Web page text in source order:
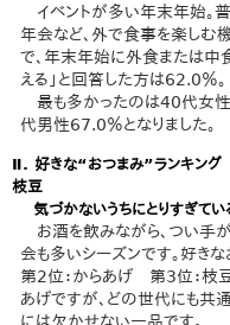
イベントが多い年末年始。
年会など、外で食事を楽しむ
で、年末年始に外食または中
える」と回答した方は62.0％。
最も多かったのは40代女
代男性67.0％となりました。
Ⅱ. 好きな“おつまみ”ランキ
枝豆
気づかないうちにとりすぎてい
お酒を飲みながら、つい手
会も多いシーズンです。好き
第2位：からあげ 第3位：枝
あげですが、どの世代にも共